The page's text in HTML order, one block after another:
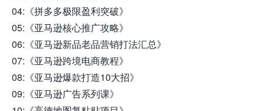
04:《拼多多极限盈利突破》
05:《亚马逊核心推广攻略》
06:《亚马逊新品老品营销打法汇总》
07:《亚马逊跨境电商教程》
08:《亚马逊爆款打造10大招》
09:《亚马逊广告系列课》